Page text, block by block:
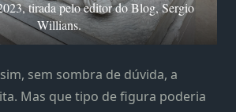
tirada pelo editor do Blog, Sergio
Willians.
sem sombra de dúvida, a
Mas que tipo de figura poderia